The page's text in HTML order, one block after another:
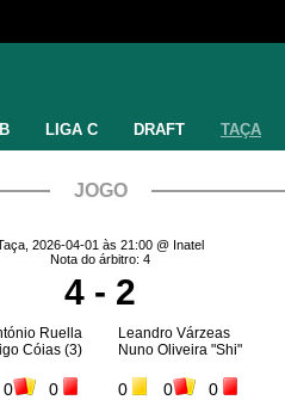
LIGA C DRAFT TAÇA
JOGO
2026-04-01 às 21:00 @ Inatel
Nota do árbitro: 4
4 - 2
Ruella
Cóias (3)
Leandro Várzeas
Nuno Oliveira "Shi"
0 0 0 0 0